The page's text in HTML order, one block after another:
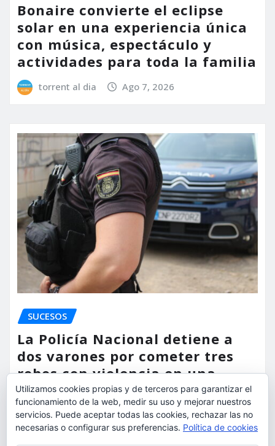
Bonaire convierte el eclipse
solar en una experiencia única
con música, espectáculo y
actividades para toda la familia
torrent al dia Ago 7, 2026
SUCESOS
La Policía Nacional detiene a
dos varones por cometer tres
robos con violencia en una
misma mañana
torrent al dia Ago 7, 2026
Utilizamos cookies propias y de terceros para garantizar el
funcionamiento de la web, medir su uso y mejorar nuestros
servicios. Puede aceptar todas las cookies, rechazar las no
necesarias o configurar sus preferencias. Política de cookies